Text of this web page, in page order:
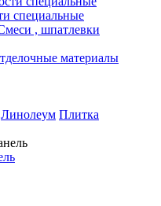
специальные
, шпатлевки
материалы
Линолеум Плитка